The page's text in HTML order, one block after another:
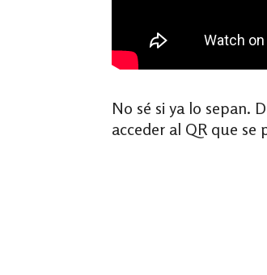
No sé si ya lo sepan.
acceder al QR que